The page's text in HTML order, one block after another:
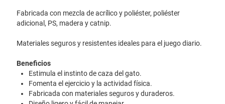
Fabricada con mezcla de acrílico y poliéster, poliéster
adicional, PS, madera y catnip.
Materiales seguros y resistentes ideales para el juego diario.
Beneficios
Estimula el instinto de caza del gato.
Fomenta el ejercicio y la actividad física.
Fabricada con materiales seguros y duraderos.